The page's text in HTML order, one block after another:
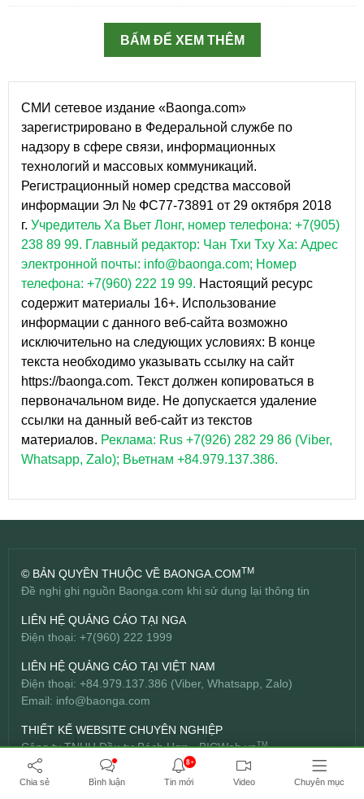
BẤM ĐỂ XEM THÊM
СМИ сетевое издание «Baonga.com»
зарегистрировано в Федеральной службе по
надзору в сфере связи, информационных
технологий и массовых коммуникаций.
Регистрационный номер средства массовой
информации Эл № ФС77-73891 от 29 октября 2018
г. Учредитель Ха Вьет Лонг, номер телефона: +7(905)
238 89 99. Главный редактор: Чан Тхи Тху Ха: Адрес
электронной почты: info@baonga.com; Номер
телефона: +7(960) 222 19 99. Настоящий ресурс
содержит материалы 16+. Использование
информации с данного веб-сайта возможно
исключительно на следующих условиях: В конце
текста необходимо указывать ссылку на сайт
https://baonga.com. Текст должен копироваться в
первоначальном виде. Не допускается удаление
ссылки на данный веб-сайт из текстов
материалов. Реклама: Rus +7(926) 282 29 86 (Viber,
Whatsapp, Zalo); Вьетнам +84.979.137.386.
© BẢN QUYỀN THUỘC VỀ BAONGA.COMTM
Đề nghị ghi nguồn Baonga.com khi sử dụng lại thông tin
LIÊN HỆ QUẢNG CÁO TẠI NGA
Điện thoại: +7(960) 222 1999
LIÊN HỆ QUẢNG CÁO TẠI VIỆT NAM
Điện thoại: +84.979.137.386 (Viber, Whatsapp, Zalo)
Email: info@baonga.com
THIẾT KẾ WEBSITE CHUYÊN NGHIỆP
Công ty TNHH Đầu tư Bách Hợp -BICWeb.vnTM
Chia sẻ Bình luận
8+
Tin mới Video Chuyên mục